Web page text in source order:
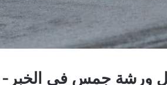
ورشة جمس في الخبر-